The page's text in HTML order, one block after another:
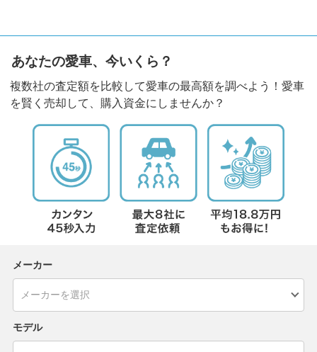
あなたの愛車、今いくら？
複数社の査定額を比較して愛車の最高額を調べよう！愛車
を賢く売却して、購入資金にしませんか？
メーカー
モデル